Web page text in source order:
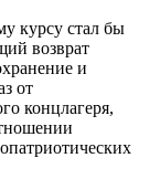
курсу стал бы
возврат
и
от
концлагеря,